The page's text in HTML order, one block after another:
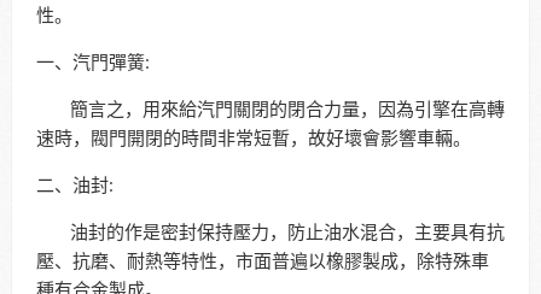
性。
一、汽門彈簧:
簡言之，用來給汽門關閉的閉合力量，因為引擎在高轉
速時，閥門開閉的時間非常短暫，故好壞會影響車輛。
二、油封:
油封的作是密封保持壓力，防止油水混合，主要具有抗
壓、抗磨、耐熱等特性，市面普遍以橡膠製成，除特殊車